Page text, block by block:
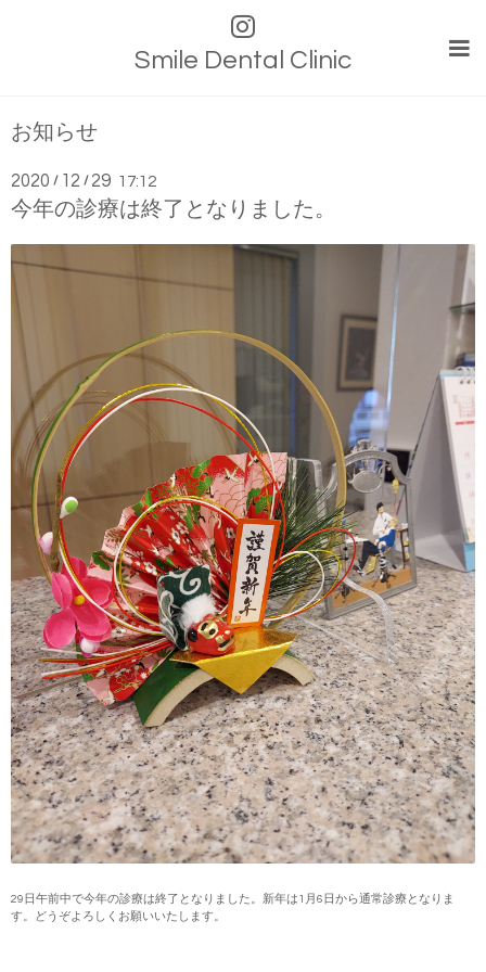
Smile Dental Clinic
お知らせ
2020 / 12 / 29 17:12
今年の診療は終了となりました。
29日午前中で今年の診療は終了となりました。新年は1月6日から通常診療となりま
す。どうぞよろしくお願いいたします。